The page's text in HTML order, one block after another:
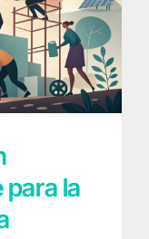
para
la